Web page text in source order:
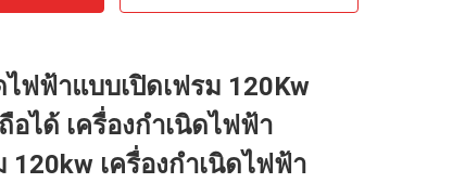
ไฟฟ้าแบบเปิดเฟรม 120Kw
อได้ เครื่องกำเนิดไฟฟ้า
120kw เครื่องกำเนิดไฟฟ้า